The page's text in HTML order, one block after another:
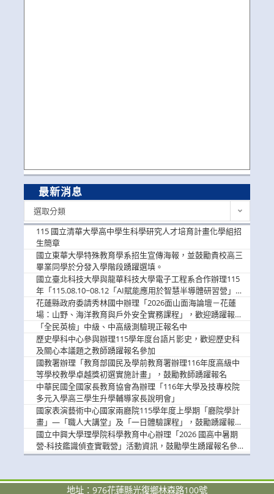
最新消息
選取分類
115 國立清華大學高中學生科學研究人才培育計畫化學組招
生簡章
國立東華大學特殊教育學系招生宣傳海報，並鼓勵貴校高三
畢業同學於分發入學階段踴躍選填。
國立臺北科技大學與龍華科技大學電子工程系合作辦理115
年「115.08.10~08.12「AI賦能應用於智慧半導體研習營」，
歡迎學生踴躍報名參加
花蓮縣政府委請秀林國中辦理「2026面山面海論壇－花蓮
場：山野、海洋教育與戶外安全實務課程」，歡迎踴躍報名
參加
「全民英檢」中級、中高級測驗現正報名中
歷史學科中心參與辦理115學年度台語片影史，歡迎歷史科
及關心本議題之教師踴躍報名參加
國教署辦理「教育部國民及學前教育署辦理116年度高級中
等學校教學卓越獎初選實施計畫」，鼓勵教師踴躍報名
中華民國全國家長教育協會為辦理「116年大學及技專校院
多元入學高三學生升學輔導家長說明會」
國家表演藝術中心國家兩廳院115學年度上學期「廳院學計
畫」—「職人大講堂」及「一日體驗課程」，鼓勵踴躍報名
參與。
國立中興大學理學院科學教育中心辦理「2026 國高中暑期
營-科技鑑識偵查實戰營」活動資訊，鼓勵學生踴躍報名參
加。
地址：976花蓮縣光復鄉林森路100號